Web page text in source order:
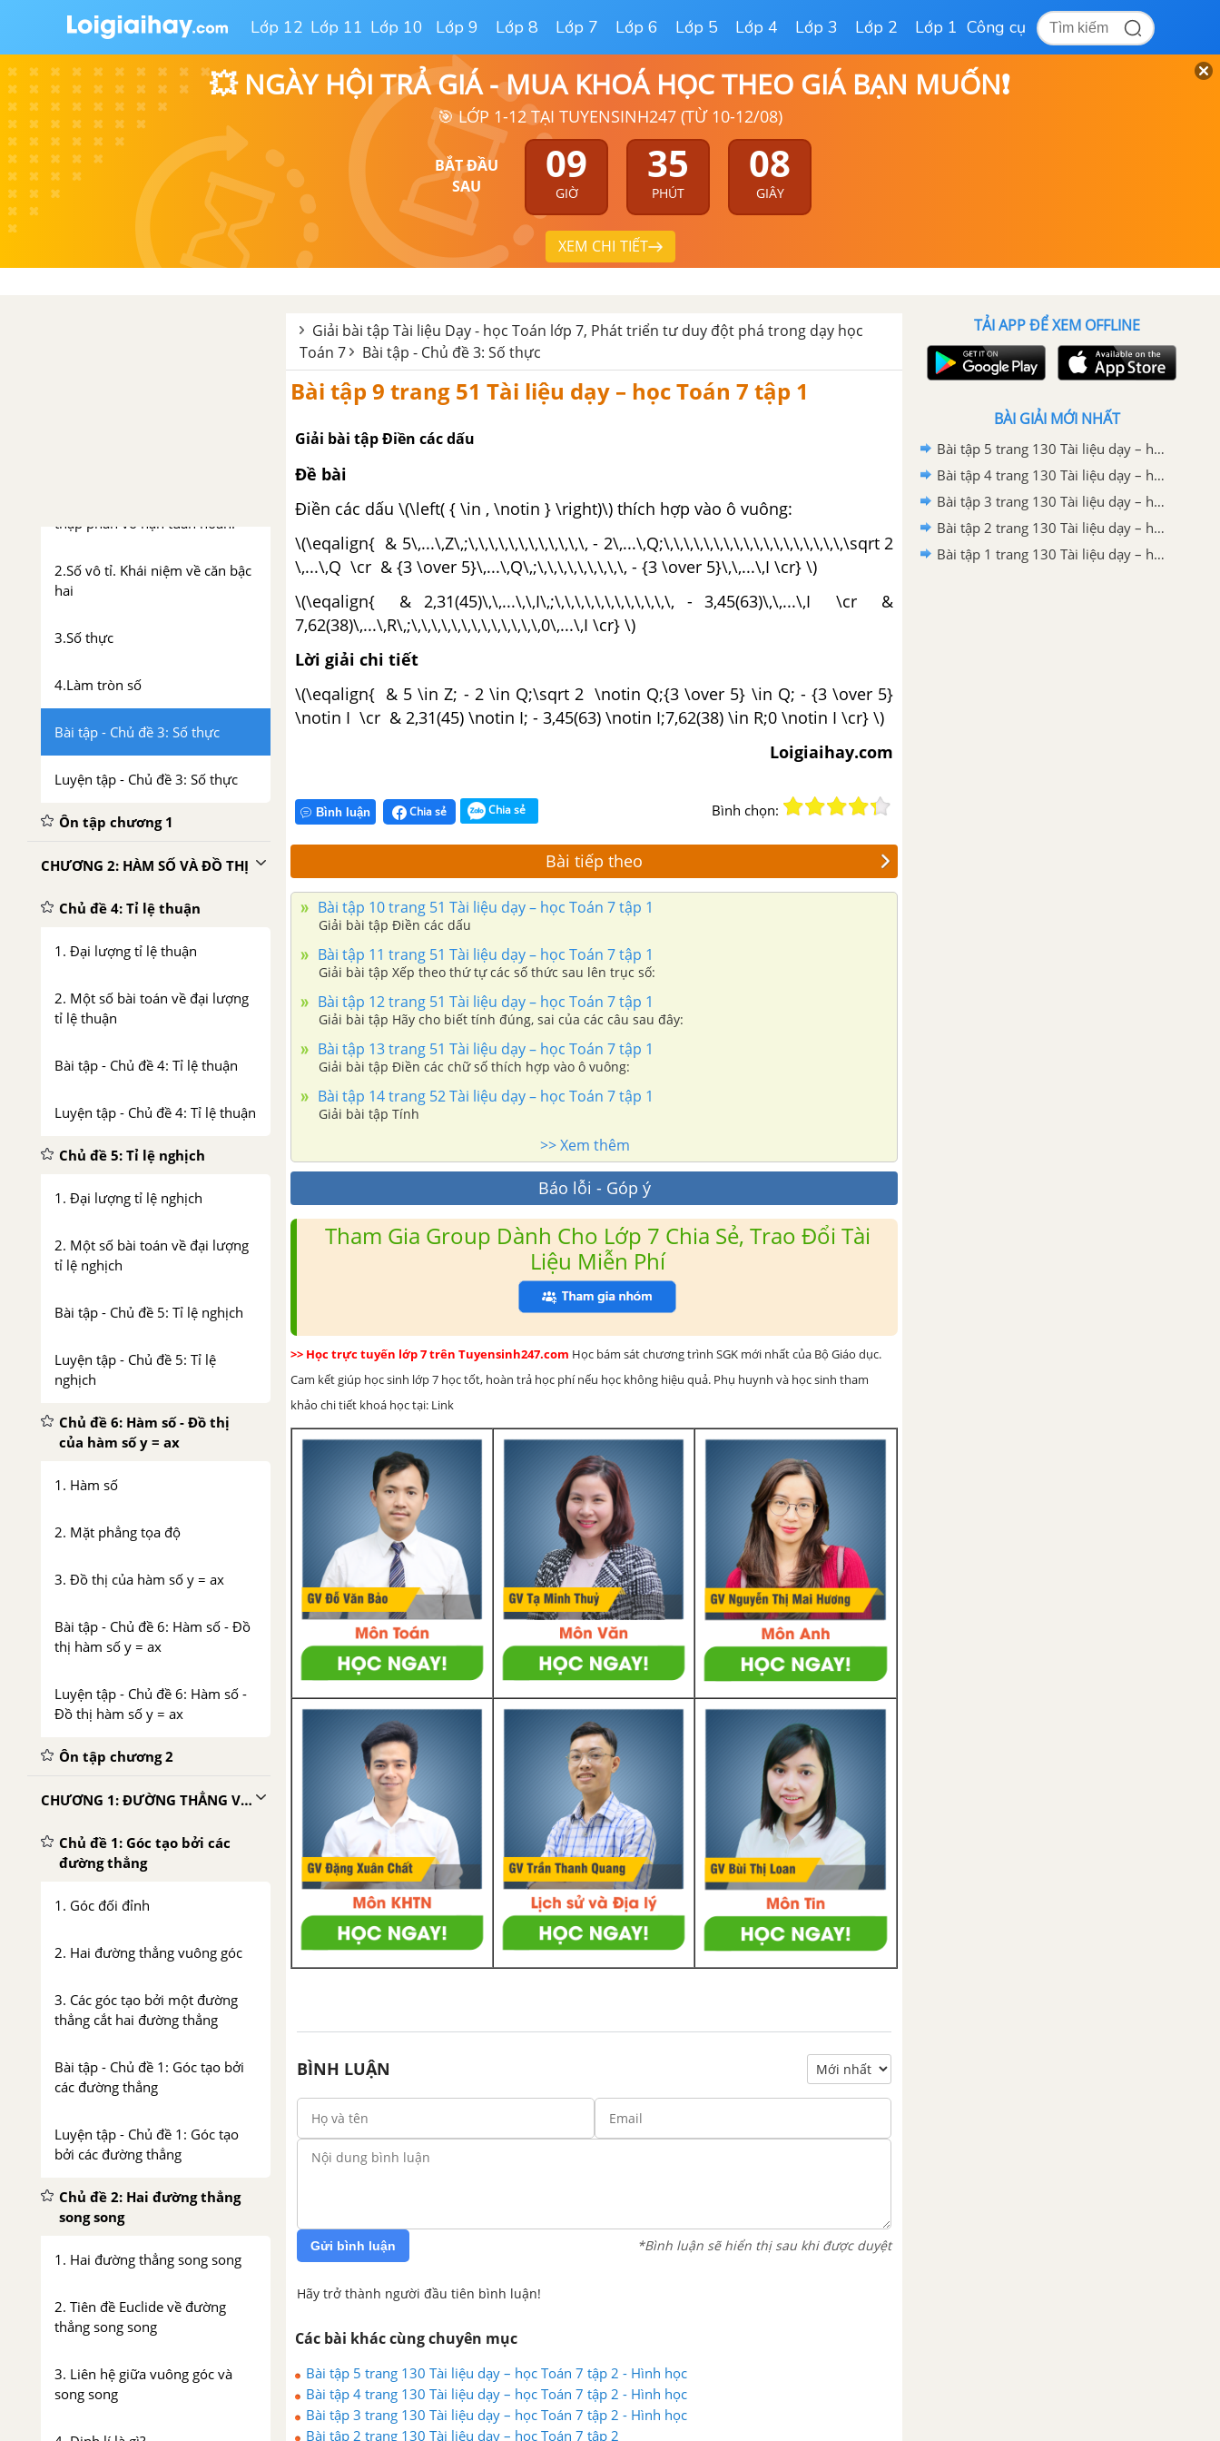
Lớp 12 Lớp 11 Lớp 10 Lớp 9 Lớp 8 Lớp 7 Lớp 6 Lớp 5 Lớp 4 Lớp 3 Lớp 2 Lớp 1 Công cụ
💥 NGÀY HỘI TRẢ GIÁ - MUA KHOÁ HỌC THEO GIÁ BẠN MUỐN❗
🎯 LỚP 1-12 TẠI TUYENSINH247 (TỪ 10-12/08)
BẮT ĐẦU
SAU
09
GIỜ
35
PHÚT
07
GIÂY
XEM CHI TIẾT
thập phân
4. Lũy thừa của một số hữu tỉ
Bài tập - Chủ đề 1: Số hữu tỉ
Luyện tập - Chủ đề 1: Số hữu tỉ
Chủ đề 2: Tỉ lệ thức
thập phân vô hạn tuần hoàn.
2.Số vô tỉ. Khái niệm về căn bậc
hai
3.Số thực
4.Làm tròn số
Bài tập - Chủ đề 3: Số thực
Luyện tập - Chủ đề 3: Số thực
Ôn tập chương 1
CHƯƠNG 2: HÀM SỐ VÀ ĐỒ THỊ
Chủ đề 4: Tỉ lệ thuận
1. Đại lượng tỉ lệ thuận
2. Một số bài toán về đại lượng
tỉ lệ thuận
Bài tập - Chủ đề 4: Tỉ lệ thuận
Luyện tập - Chủ đề 4: Tỉ lệ thuận
Chủ đề 5: Tỉ lệ nghịch
1. Đại lượng tỉ lệ nghịch
2. Một số bài toán về đại lượng
tỉ lệ nghịch
Bài tập - Chủ đề 5: Tỉ lệ nghịch
Luyện tập - Chủ đề 5: Tỉ lệ
nghịch
Chủ đề 6: Hàm số - Đồ thị
của hàm số y = ax
1. Hàm số
2. Mặt phẳng tọa độ
3. Đồ thị của hàm số y = ax
Bài tập - Chủ đề 6: Hàm số - Đồ
thị hàm số y = ax
Luyện tập - Chủ đề 6: Hàm số -
Đồ thị hàm số y = ax
Ôn tập chương 2
CHƯƠNG 1: ĐƯỜNG THẲNG VUÔNG GÓC – ĐƯỜNG THẲNG SONG SONG
Chủ đề 1: Góc tạo bởi các
đường thẳng
1. Góc đối đỉnh
2. Hai đường thẳng vuông góc
3. Các góc tạo bởi một đường
thẳng cắt hai đường thẳng
Bài tập - Chủ đề 1: Góc tạo bởi
các đường thẳng
Luyện tập - Chủ đề 1: Góc tạo
bởi các đường thẳng
Chủ đề 2: Hai đường thẳng
song song
1. Hai đường thẳng song song
2. Tiên đề Euclide về đường
thẳng song song
3. Liên hệ giữa vuông góc và
song song
Giải bài tập Tài liệu Dạy - học Toán lớp 7, Phát triển tư duy đột phá trong dạy học
Toán 7
Bài tập - Chủ đề 3: Số thực
Bài tập 9 trang 51 Tài liệu dạy – học Toán 7 tập 1
Giải bài tập Điền các dấu
Đề bài
Điền các dấu \(\left( { \in , \notin } \right)\) thích hợp vào ô vuông:
\(\eqalign{ & 5\,...\,Z\,;\,\,\,\,\,\,\,\,\,\,\,\, - 2\,...\,Q;\,\,\,\,\,\,\,\,\,\,\,\,\,\,\,\,\,\,\sqrt 2
\,...\,Q \cr & {3 \over 5}\,...\,Q\,;\,\,\,\,\,\,\,\,\, - {3 \over 5}\,\,...\,I \cr} \)
\(\eqalign{ & 2,31(45)\,\,...\,\,I\,;\,\,\,\,\,\,\,\,\,\,\,\, - 3,45(63)\,\,...\,I \cr &
7,62(38)\,...\,R\,;\,\,\,\,\,\,\,\,\,\,\,\,\,0\,...\,I \cr} \)
Lời giải chi tiết
\(\eqalign{ & 5 \in Z; - 2 \in Q;\sqrt 2 \notin Q;{3 \over 5} \in Q; - {3 \over 5}
\notin I \cr & 2,31(45) \notin I; - 3,45(63) \notin I;7,62(38) \in R;0 \notin I \cr} \)
Loigiaihay.com
Bình luận Chia sẻ Chia sẻ Bình chọn:
Bài tiếp theo
Bài tập 10 trang 51 Tài liệu dạy – học Toán 7 tập 1
Giải bài tập Điền các dấu
Bài tập 11 trang 51 Tài liệu dạy – học Toán 7 tập 1
Giải bài tập Xếp theo thứ tự các số thức sau lên trục số:
Bài tập 12 trang 51 Tài liệu dạy – học Toán 7 tập 1
Giải bài tập Hãy cho biết tính đúng, sai của các câu sau đây:
Bài tập 13 trang 51 Tài liệu dạy – học Toán 7 tập 1
Giải bài tập Điền các chữ số thích hợp vào ô vuông:
Bài tập 14 trang 52 Tài liệu dạy – học Toán 7 tập 1
Giải bài tập Tính
>> Xem thêm
Báo lỗi - Góp ý
Tham Gia Group Dành Cho Lớp 7 Chia Sẻ, Trao Đổi Tài
Liệu Miễn Phí
>> Học trực tuyến lớp 7 trên Tuyensinh247.com Học bám sát chương trình SGK mới nhất của Bộ Giáo dục.
Cam kết giúp học sinh lớp 7 học tốt, hoàn trả học phí nếu học không hiệu quả. Phụ huynh và học sinh tham
khảo chi tiết khoá học tại: Link
BÌNH LUẬN
Gửi bình luận *Bình luận sẽ hiển thị sau khi được duyệt
Hãy trở thành người đầu tiên bình luận!
Các bài khác cùng chuyên mục
Bài tập 5 trang 130 Tài liệu dạy – học Toán 7 tập 2 - Hình học
Bài tập 4 trang 130 Tài liệu dạy – học Toán 7 tập 2 - Hình học
Bài tập 3 trang 130 Tài liệu dạy – học Toán 7 tập 2 - Hình học
Bài tập 2 trang 130 Tài liệu dạy – học Toán 7 tập 2
TẢI APP ĐỂ XEM OFFLINE
BÀI GIẢI MỚI NHẤT
Bài tập 5 trang 130 Tài liệu dạy – học Toán 7 tập 2 - Hình học
Bài tập 4 trang 130 Tài liệu dạy – học Toán 7 tập 2 - Hình học
Bài tập 3 trang 130 Tài liệu dạy – học Toán 7 tập 2 - Hình học
Bài tập 2 trang 130 Tài liệu dạy – học Toán 7 tập 2
Bài tập 1 trang 130 Tài liệu dạy – học Toán 7 tập 2